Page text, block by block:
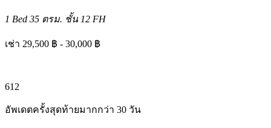
1 Bed 35 ตรม. ชั้น 12 FH
เช่า 29,500 ฿ - 30,000 ฿
612
อัพเดตครั้งสุดท้ายมากกว่า 30 วัน